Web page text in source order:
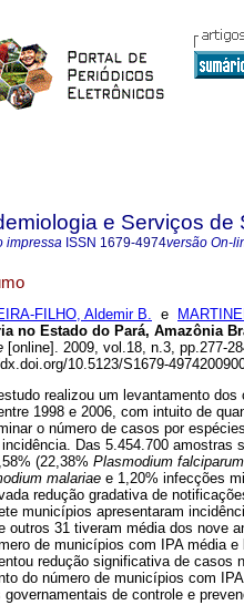
e Serviços de
impressa ISSN 1679-4974versão On-
FILHO, Aldemir B. e
no Estado do Pará, Amazônia
[online]. 2009, vol.18, n.3, pp.277-
10.5123/S1679-
realizou um levantamento
1998 e 2006, com intuito de
o número de casos por
Das 5.454.700 amostras
(22,38% Plasmodium falciparum
malariae e 1,20% infecções
redução gradativa de
municípios apresentaram
outros 31 tiveram média dos nove
de municípios com IPA média
redução significativa de casos
do número de municípios com
governamentais de controle e